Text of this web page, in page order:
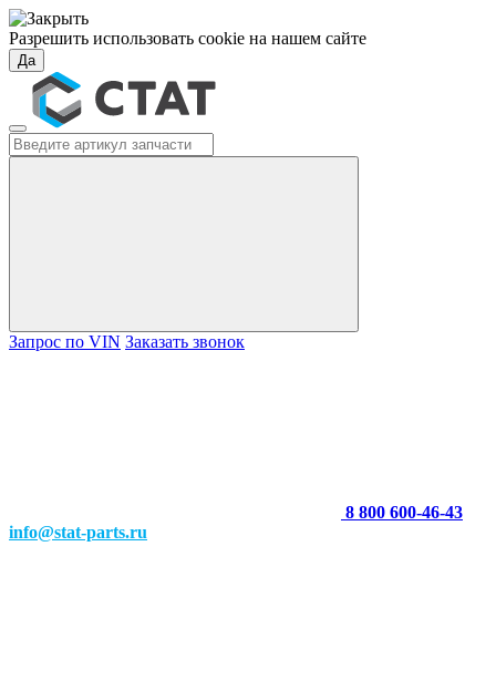
Разрешить использовать cookie на нашем сайте
Да
Запрос по VIN Заказать звонок
8 800 600-46-43
info@stat-parts.ru